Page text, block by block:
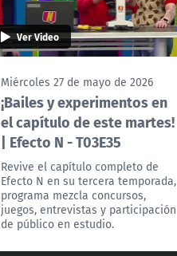
Ver Video
Miércoles 27 de mayo de 2026
¡Bailes y experimentos en
el capítulo de este martes!
| Efecto N - T03E35
Revive el capítulo completo de
Efecto N en su tercera temporada,
programa mezcla concursos,
juegos, entrevistas y participación
de público en estudio.